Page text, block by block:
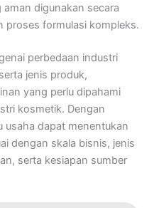
digunakan secara
proses formulasi kompleks.
perbedaan industri
jenis produk,
yang perlu dipahami
kosmetik. Dengan
usaha dapat menentukan
dengan skala bisnis, jenis
serta kesiapan sumber